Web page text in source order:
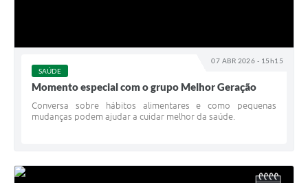
07 ABR 2026 - 15h15
SAÚDE
Momento especial com o grupo Melhor Geração
Conversa sobre hábitos alimentares e como pequenas
mudanças podem ajudar a cuidar melhor da saúde.